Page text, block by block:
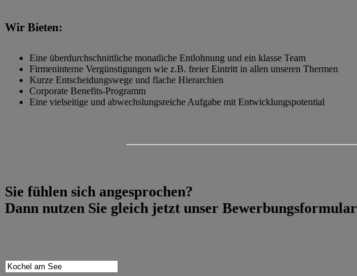
Wir Bieten:
Eine überdurchschnittliche monatliche Entlohnung und ein klasse Team
Firmeninterne Vergünstigungen wie z.B. freier Eintritt in allen unseren Thermen
Kurze Entscheidungswege und flache Hierarchien
Corporate Benefits-Programm
Eine vielseitige und abwechslungsreiche Aufgabe mit Entwicklungspotential
Sie fühlen sich angesprochen?
Dann nutzen Sie gleich jetzt unser Bewerbungsformular